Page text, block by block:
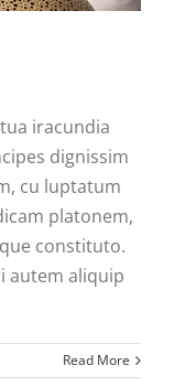
iracundia
dignissim
cu luptatum
platonem,
constituto.
autem aliquip
Read More